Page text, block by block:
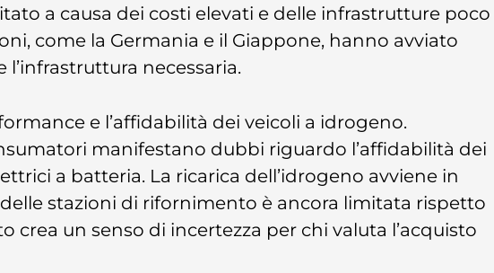
a causa dei costi elevati e delle infrastrutture poco
come la Germania e il Giappone, hanno avviato
necessaria.
e l’affidabilità dei veicoli a idrogeno.
manifestano dubbi riguardo l’affidabilità dei
a batteria. La ricarica dell’idrogeno avviene in
stazioni di rifornimento è ancora limitata rispetto
crea un senso di incertezza per chi valuta l’acquisto